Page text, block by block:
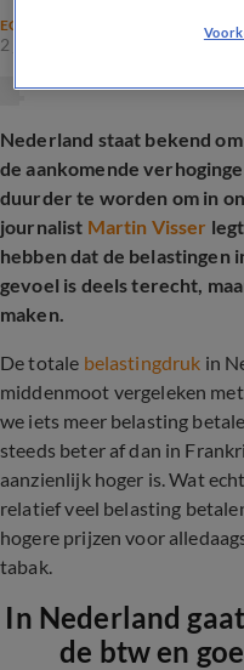
ECONOMIE
2 jan 2026, 19:26
Nederland staat bekend
de aankomende
duurder te worden om in
journalist Martin Visser
hebben dat de belastingen
gevoel is deels terecht,
maken.
De totale belastingdruk in
middenmoot vergeleken
we iets meer belasting
steeds beter af dan in
aanzienlijk hoger is. Wat
relatief veel belasting
hogere prijzen voor
tabak.
In Nederland
de btw en